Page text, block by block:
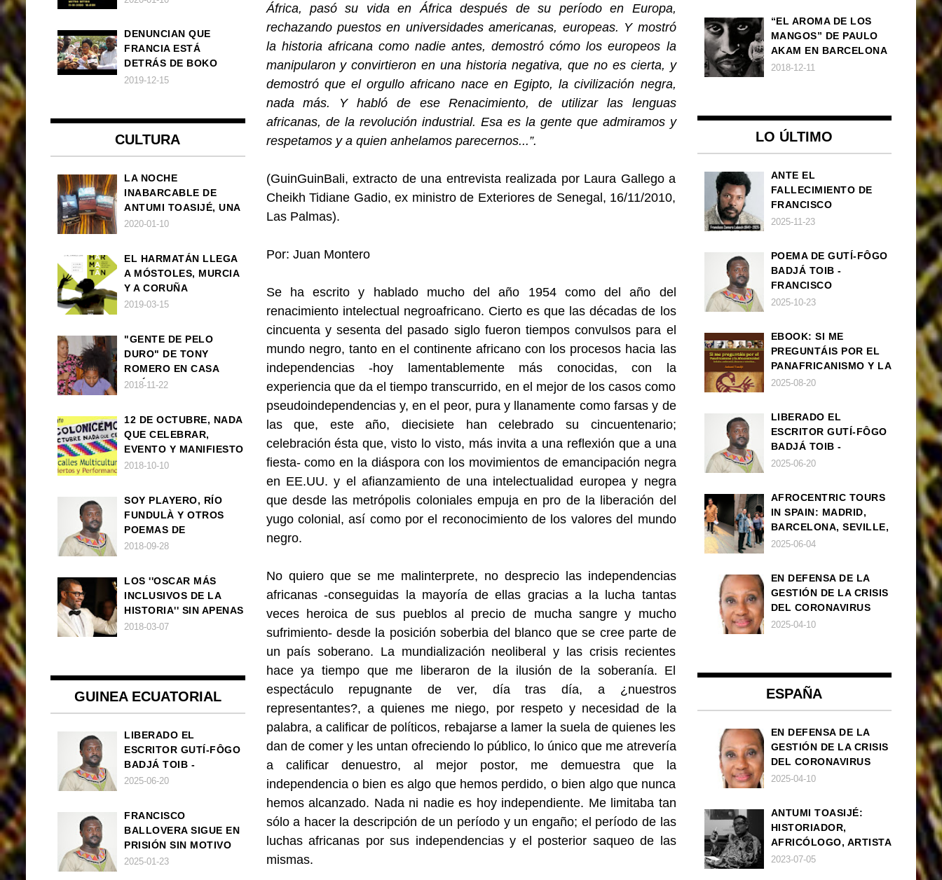
África, pasó su vida en África después de su período en Europa,
rechazando puestos en universidades americanas, europeas. Y mostró
la historia africana como nadie antes, demostró cómo los europeos la
manipularon y convirtieron en una historia negativa, que no es cierta, y
demostró que el orgullo africano nace en Egipto, la civilización negra,
nada más. Y habló de ese Renacimiento, de utilizar las lenguas
africanas, de la revolución industrial. Esa es la gente que admiramos y
respetamos y a quien anhelamos parecernos...”.
(GuinGuinBali, extracto de una entrevista realizada por Laura Gallego a
Cheikh Tidiane Gadio, ex ministro de Exteriores de Senegal, 16/11/2010,
Las Palmas).
Por: Juan Montero
Se ha escrito y hablado mucho del año 1954 como del año del
renacimiento intelectual negroafricano. Cierto es que las décadas de los
cincuenta y sesenta del pasado siglo fueron tiempos convulsos para el
mundo negro, tanto en el continente africano con los procesos hacia las
independencias -hoy lamentablemente más conocidas, con la
experiencia que da el tiempo transcurrido, en el mejor de los casos como
pseudoindependencias y, en el peor, pura y llanamente como farsas y de
las que, este año, diecisiete han celebrado su cincuentenario;
celebración ésta que, visto lo visto, más invita a una reflexión que a una
fiesta- como en la diáspora con los movimientos de emancipación negra
en EE.UU. y el afianzamiento de una intelectualidad europea y negra
que desde las metrópolis coloniales empuja en pro de la liberación del
yugo colonial, así como por el reconocimiento de los valores del mundo
negro.
No quiero que se me malinterprete, no desprecio las independencias
africanas -conseguidas la mayoría de ellas gracias a la lucha tantas
veces heroica de sus pueblos al precio de mucha sangre y mucho
sufrimiento- desde la posición soberbia del blanco que se cree parte de
un país soberano. La mundialización neoliberal y las crisis recientes
hace ya tiempo que me liberaron de la ilusión de la soberanía. El
espectáculo repugnante de ver, día tras día, a ¿nuestros
representantes?, a quienes me niego, por respeto y necesidad de la
palabra, a calificar de políticos, rebajarse a lamer la suela de quienes les
dan de comer y les untan ofreciendo lo público, lo único que me atrevería
a calificar denuestro, al mejor postor, me demuestra que la
independencia o bien es algo que hemos perdido, o bien algo que nunca
hemos alcanzado. Nada ni nadie es hoy independiente. Me limitaba tan
sólo a hacer la descripción de un período y un engaño; el período de las
luchas africanas por sus independencias y el posterior saqueo de las
mismas.
DENUNCIAN QUE
FRANCIA ESTÁ
DETRÁS DE BOKO
HARAM
2019-12-15
CULTURA
LA NOCHE
INABARCABLE DE
ANTUMI TOASIJÉ, UNA
NOVELA
2020-01-10
EL HARMATÁN LLEGA
A MÓSTOLES, MURCIA
Y A CORUÑA
2019-03-15
"GENTE DE PELO
DURO" DE TONY
ROMERO EN CASA
AMÉRICA
2018-11-22
12 DE OCTUBRE, NADA
QUE CELEBRAR,
EVENTO Y MANIFIESTO
2018-10-10
SOY PLAYERO, RÍO
FUNDULÀ Y OTROS
POEMAS DE
FRANCISCO
2018-09-28
LOS ''OSCAR MÁS
INCLUSIVOS DE LA
HISTORIA'' SIN APENAS
TRIUNFOS AFRO
2018-03-07
GUINEA ECUATORIAL
LIBERADO EL
ESCRITOR GUTÍ-FÔGO
BADJÁ TOIB -
FRANCISCO
2025-06-20
FRANCISCO
BALLOVERA SIGUE EN
PRISIÓN SIN MOTIVO
ALGUNO
2025-01-23
“EL AROMA DE LOS
MANGOS” DE PAULO
AKAM EN BARCELONA
2018-12-11
LO ÚLTIMO
ANTE EL
FALLECIMIENTO DE
FRANCISCO
ZAMORA LOBOCH
2025-11-23
POEMA DE GUTÍ-FÔGO
BADJÁ TOIB -
FRANCISCO
BALLOVERA ESTRADA:
2025-10-23
EBOOK: SI ME
PREGUNTÁIS POR EL
PANAFRICANISMO Y LA
AFROCENTRICIDAD
2025-08-20
LIBERADO EL
ESCRITOR GUTÍ-FÔGO
BADJÁ TOIB -
FRANCISCO
2025-06-20
AFROCENTRIC TOURS
IN SPAIN: MADRID,
BARCELONA, SEVILLE,
IBIZA
2025-06-04
EN DEFENSA DE LA
GESTIÓN DE LA CRISIS
DEL CORONAVIRUS
POR PARTE DEL
2025-04-10
ESPAÑA
EN DEFENSA DE LA
GESTIÓN DE LA CRISIS
DEL CORONAVIRUS
POR PARTE DEL
2025-04-10
ANTUMI TOASIJÉ:
HISTORIADOR,
AFRICÓLOGO, ARTISTA
2023-07-05